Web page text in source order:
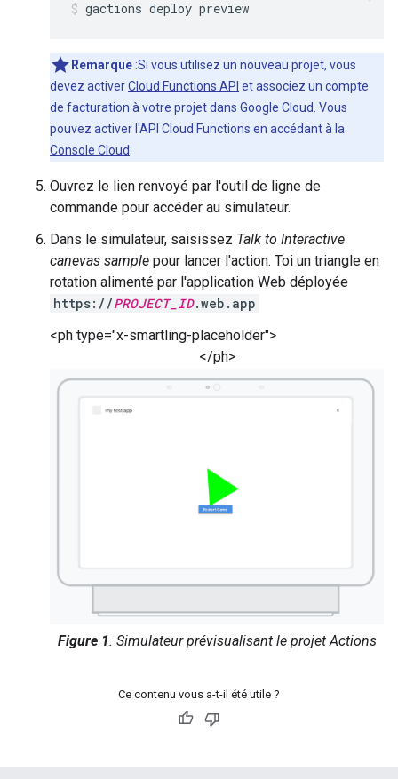
gactions deploy preview
Remarque :Si vous utilisez un nouveau projet, vous
devez activerCloud Functions API et associez un compte
de facturation à votre projet dans Google Cloud. Vous
pouvez activer l'API Cloud Functions en accédant à la
Console Cloud
Ouvrez le lien renvoyé par l'outil de ligne de
commande pour accéder au simulateur.
Dans le simulateur, saisissez Talk to Interactive
canevas sample pour lancer l'action. Toi un triangle en
rotation alimenté par l'application Web déployée
https://PROJECT_ID.web.app
<ph type="x-smartling-placeholder">
</ph>
Figure 1. Simulateur prévisualisant le projet Actions
Ce contenu vous a-t-il été utile ?